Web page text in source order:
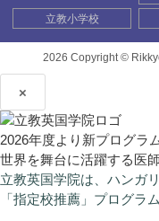
立教小学校
2026 Copyright ©
×
2026年度より新プログラ
世界を舞台に活躍する医師
立教英国学院は、ハンガ
「指定校推薦」プログラ